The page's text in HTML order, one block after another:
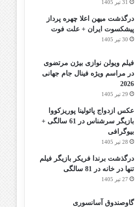
31 تیر 1405
درگذشت میهن اعلا چهره پرداز
پیشکسوت ایران + علت فوت
30 تیر 1405
فیلم ویولن نوازی بیژن مرتضوی
در مراسم ویژه فینال جام جهانی
2026
29 تیر 1405
عکس ازدواج پائولینا پوریزکووا
بازیگر سرشناس در 61 سالگی +
بیوگرافی
28 تیر 1405
درگذشت برندا فریکر بازیگر فیلم
تنها در خانه در 81 سالگی
27 تیر 1405
گاوصندوق آسانسوری